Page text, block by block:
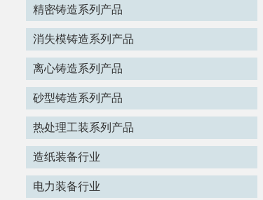
精密铸造系列产品
消失模铸造系列产品
离心铸造系列产品
砂型铸造系列产品
热处理工装系列产品
造纸装备行业
电力装备行业